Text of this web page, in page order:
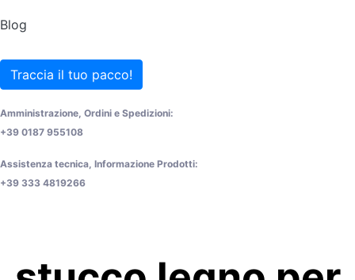
Blog
Traccia il tuo pacco!
Amministrazione, Ordini e Spedizioni:
+39 0187 955108
Assistenza tecnica, Informazione Prodotti:
+39 333 4819266